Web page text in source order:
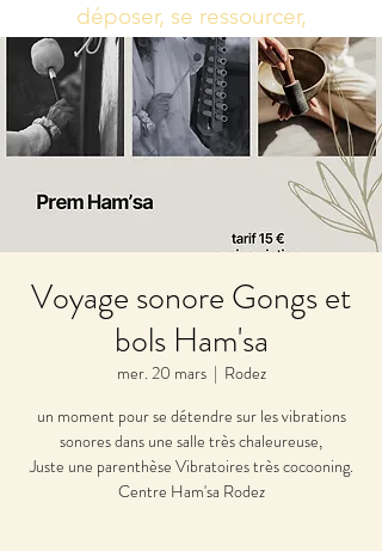
déposer, se ressourcer,
s’harmoniser"
Voyage sonore Gongs et
bols Ham'sa
mer. 20 mars
  |
Rodez
un moment pour se détendre sur les vibrations
sonores dans une salle très chaleureuse,
Juste une parenthèse Vibratoires très cocooning.
Centre Ham'sa Rodez